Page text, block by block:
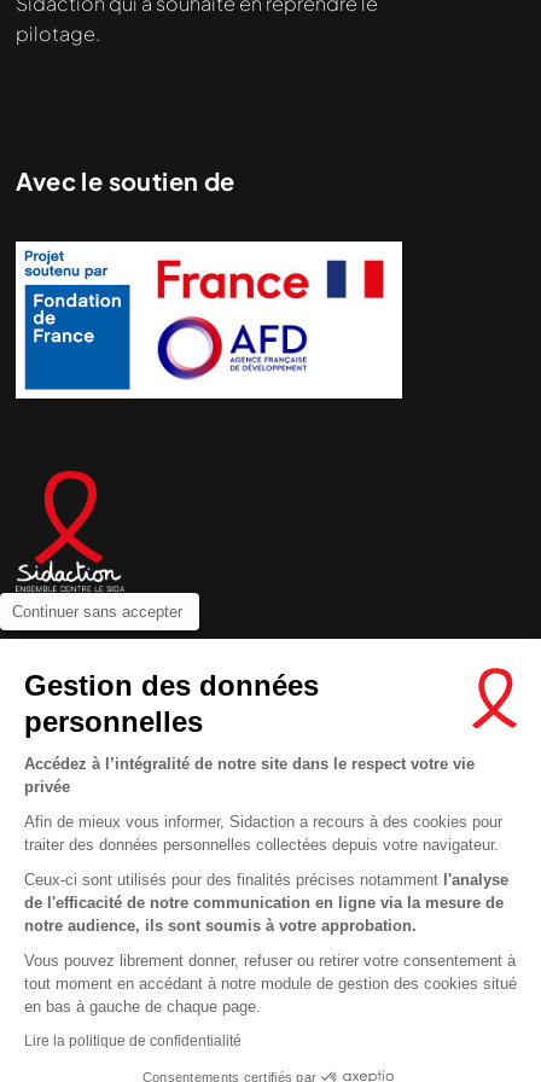
Continuer sans accepter
Gestion des données
personnelles
Accédez à l’intégralité de notre site dans le respect votre vie
privée
Afin de mieux vous informer, Sidaction a recours à des cookies pour
traiter des données personnelles collectées depuis votre navigateur.
Ceux-ci sont utilisés pour des finalités précises notamment l'analyse
de l'efficacité de notre communication en ligne via la mesure de
notre audience, ils sont soumis à votre approbation.
Vous pouvez librement donner, refuser ou retirer votre consentement à
tout moment en accédant à notre module de gestion des cookies situé
en bas à gauche de chaque page.
Lire la politique de confidentialité
Consentements certifiés par
pilotage.
Avec le soutien de
Newsletter
Nous suivre sur les réseaux :
MENTIONS LÉGALES
CONDITIONS D’UTILISATION ET PROTECTION DES DONNÉES
COOKIES
This site uses cookies and gives you control over what you want to
En savoir plus